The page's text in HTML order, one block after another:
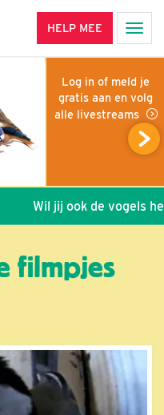
HELP MEE
Log in of meld je
gratis aan en volg
alle livestreams
Wil jij ook de vogels
filmpjes